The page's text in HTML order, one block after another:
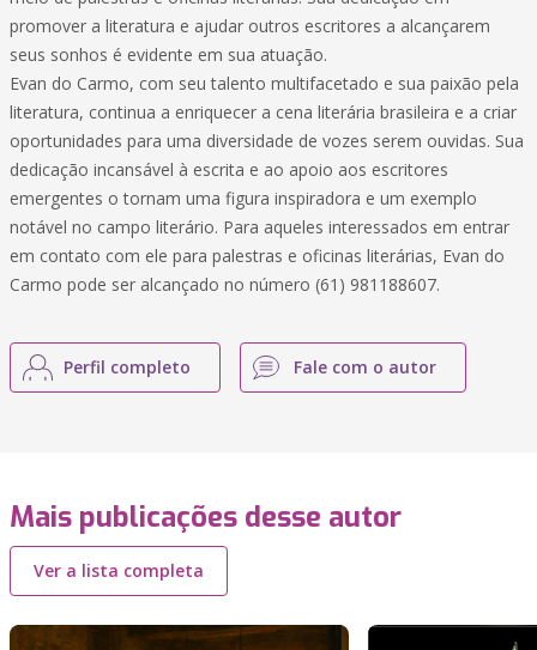
promover a literatura e ajudar outros escritores a alcançarem
seus sonhos é evidente em sua atuação.
Evan do Carmo, com seu talento multifacetado e sua paixão pela
literatura, continua a enriquecer a cena literária brasileira e a criar
oportunidades para uma diversidade de vozes serem ouvidas. Sua
dedicação incansável à escrita e ao apoio aos escritores
emergentes o tornam uma figura inspiradora e um exemplo
notável no campo literário. Para aqueles interessados em entrar
em contato com ele para palestras e oficinas literárias, Evan do
Carmo pode ser alcançado no número (61) 981188607.
Perfil completo Fale com o autor
Mais publicações desse autor
Ver a lista completa